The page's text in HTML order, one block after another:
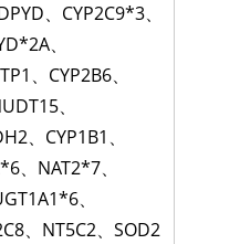
、 CYP2C9*3、
、
、 CYP2B6、
、
、 CYP1B1 、
、 NAT2*7、
、
、 NT5C2、SOD2